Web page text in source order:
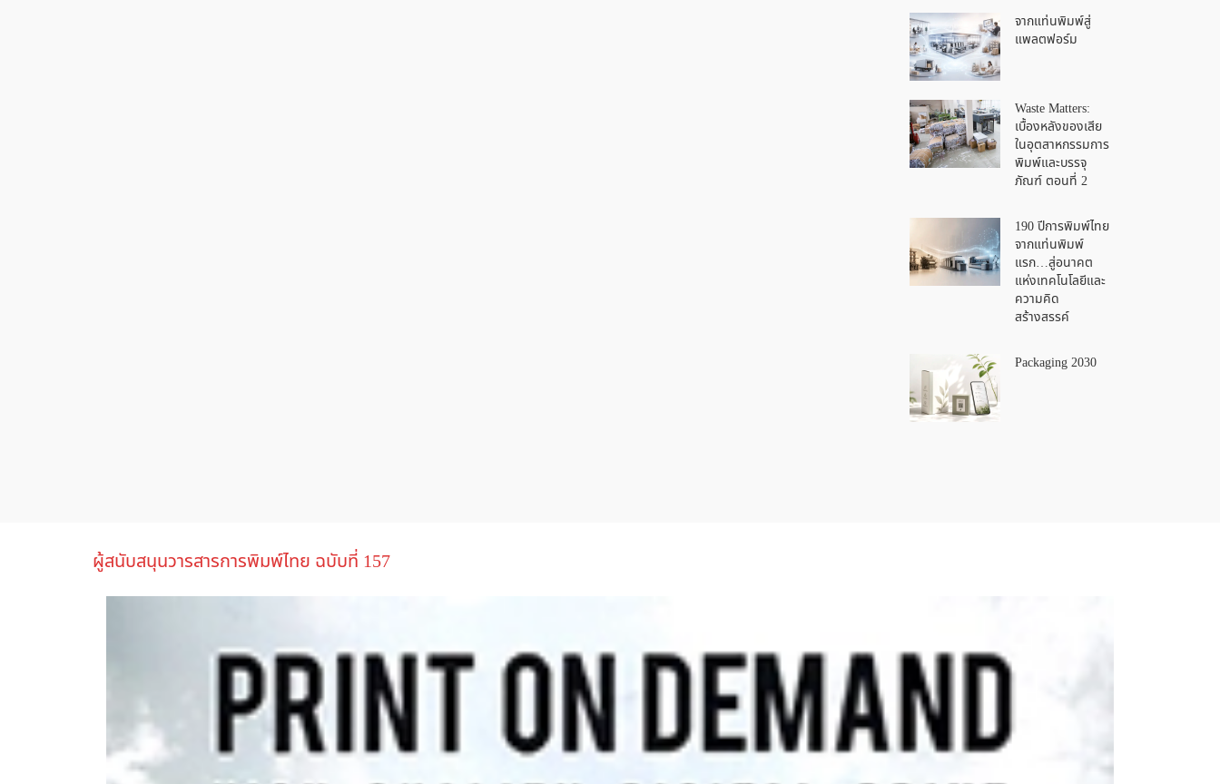
จากแท่นพิมพ์สู่
แพลตฟอร์ม
Waste Matters:
เบื้องหลังของเสีย
ในอุตสาหกรรมการ
พิมพ์และบรรจุ
ภัณฑ์ ตอนที่ 2
190 ปีการพิมพ์ไทย
จากแท่นพิมพ์
แรก…สู่อนาคต
แห่งเทคโนโลยีและ
ความคิด
สร้างสรรค์
Packaging 2030
ผู้สนับสนุนวารสารการพิมพ์ไทย ฉบับที่ 157